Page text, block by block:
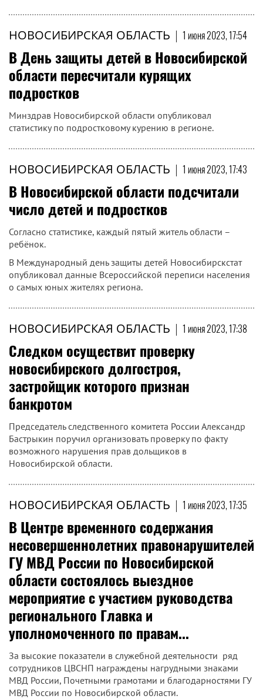
НОВОСИБИРСКАЯ ОБЛАСТЬ | 1 июня 2023, 17:54
В День защиты детей в Новосибирской
области пересчитали курящих
подростков
Минздрав Новосибирской области опубликовал
статистику по подростковому курению в регионе.
НОВОСИБИРСКАЯ ОБЛАСТЬ | 1 июня 2023, 17:43
В Новосибирской области подсчитали
число детей и подростков
Согласно статистике, каждый пятый житель области –
ребёнок.
В Международный день защиты детей Новосибирскстат
опубликовал данные Всероссийской переписи населения
о самых юных жителях региона.
НОВОСИБИРСКАЯ ОБЛАСТЬ | 1 июня 2023, 17:38
Следком осуществит проверку
новосибирского долгостроя,
застройщик которого признан
банкротом
Председатель следственного комитета России Александр
Бастрыкин поручил организовать проверку по факту
возможного нарушения прав дольщиков в
Новосибирской области.
НОВОСИБИРСКАЯ ОБЛАСТЬ | 1 июня 2023, 17:35
В Центре временного содержания
несовершеннолетних правонарушителей
ГУ МВД России по Новосибирской
области состоялось выездное
мероприятие с участием руководства
регионального Главка и
уполномоченного по правам...
За высокие показатели в служебной деятельности ряд
сотрудников ЦВСНП награждены нагрудными знаками
МВД России, Почетными грамотами и благодарностями ГУ
МВД России по Новосибирской области.